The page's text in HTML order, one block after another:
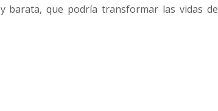
barata, que podría transformar las vidas de